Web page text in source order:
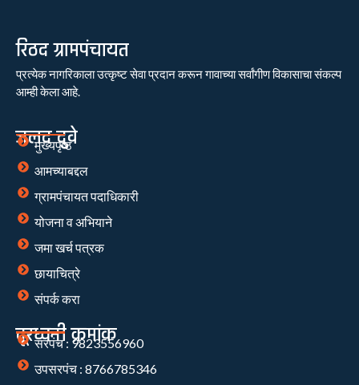
रिठद ग्रामपंचायत
प्रत्येक नागरिकाला उत्कृष्ट सेवा प्रदान करून गावाच्या सर्वांगीण विकासाचा संकल्प
आम्ही केला आहे.
जलद दुवे
मुख्यपृष्ठ
आमच्याबद्दल
ग्रामपंचायत पदाधिकारी
योजना व अभियाने
जमा खर्च पत्रक
छायाचित्रे
संपर्क करा
दूरध्वनी क्रमांक
सरपंच : 9823556960
उपसरपंच : 8766785346